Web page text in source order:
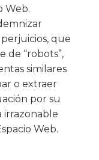
Web.
que
de “robots”,
similares
o extraer
por su
irrazonable
Web.